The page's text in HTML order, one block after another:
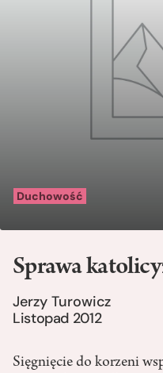
Duchowość
Sprawa
Jerzy Turowicz
Listopad 2012
Sięgnięcie do korzeni